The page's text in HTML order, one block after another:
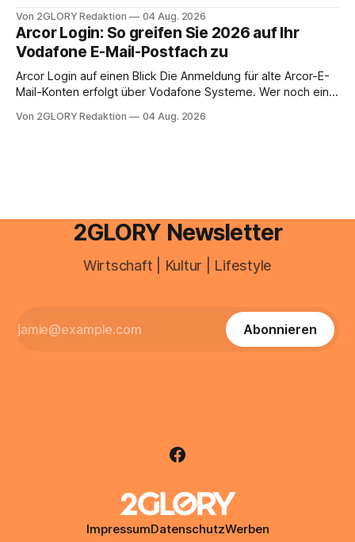
abwesenheiten und die gesamte kommunikation rund um
Ihr personal digital zu organisieren. In diesem Leitfaden
erfahren Sie alles, was Sie für einen reibungslosen Einstieg
brauchen, von der Registrierung
Von 2GLORY Redaktion 04 Aug. 2026
Arcor Login: So greifen Sie 2026 auf Ihr
Vodafone E-Mail-Postfach zu
Arcor Login auf einen Blick Die Anmeldung für alte Arcor-E-
Mail-Konten erfolgt über Vodafone Systeme. Wer noch eine
besitzt, loggt sich heute über das Vodafone E-Mail & Cloud
Von 2GLORY Redaktion 04 Aug. 2026
2GLORY Newsletter
Wirtschaft | Kultur | Lifestyle
Abonnieren
ImpressumDatenschutzWerben